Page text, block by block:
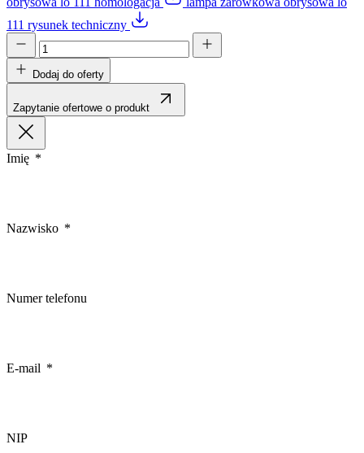
111 rysunek techniczny
Dodaj do oferty
Zapytanie ofertowe o produkt
Imię
Nazwisko
Numer telefonu
E-mail
NIP